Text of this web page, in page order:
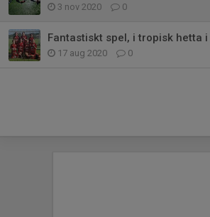
3 nov 2020 0
Fantastiskt spel, i tropisk hetta i
17 aug 2020 0